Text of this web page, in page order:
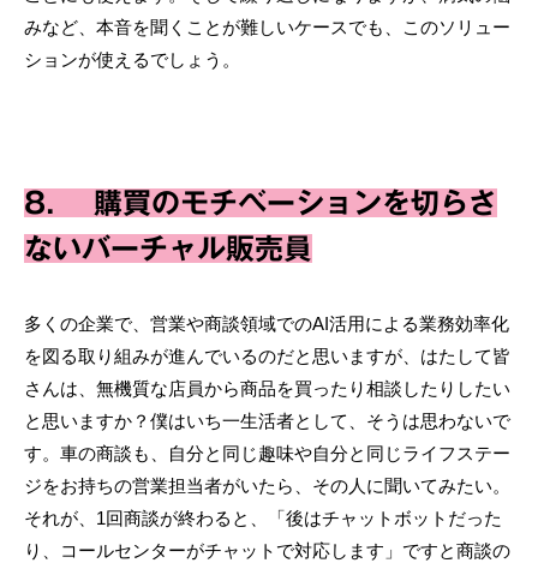
みなど、本音を聞くことが難しいケースでも、このソリュー
ションが使えるでしょう。
8. 購買のモチベーションを切らさ
ないバーチャル販売員
多くの企業で、営業や商談領域でのAI活用による業務効率化
を図る取り組みが進んでいるのだと思いますが、はたして皆
さんは、無機質な店員から商品を買ったり相談したりしたい
と思いますか？僕はいち一生活者として、そうは思わないで
す。車の商談も、自分と同じ趣味や自分と同じライフステー
ジをお持ちの営業担当者がいたら、その人に聞いてみたい。
それが、1回商談が終わると、「後はチャットボットだった
り、コールセンターがチャットで対応します」ですと商談の